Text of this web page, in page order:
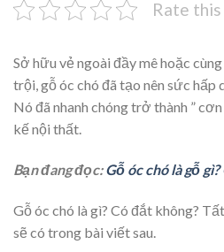
Rate
Sở hữu vẻ ngoài đầy mê hoặc
trội, gỗ óc chó đã tạo nên sức
Nó đã nhanh chóng trở thành ”
kế nội thất.
Bạn đang đọc:Gỗ óc chó là gỗ
Gỗ óc chó là gì? Có đắt không?
sẽ có trong bài viết sau.